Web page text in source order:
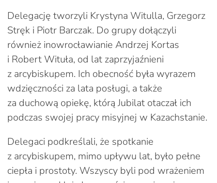
Delegację tworzyli Krystyna Witulla, Grzegorz
Stręk i Piotr Barczak. Do grupy dołączyli
również inowrocławianie Andrzej Kortas
i Robert Wituła, od lat zaprzyjaźnieni
z arcybiskupem. Ich obecność była wyrazem
wdzięczności za lata posługi, a także
za duchową opiekę, którą Jubilat otaczał ich
podczas swojej pracy misyjnej w Kazachstanie.
Delegaci podkreślali, że spotkanie
z arcybiskupem, mimo upływu lat, było pełne
ciepła i prostoty. Wszyscy byli pod wrażeniem